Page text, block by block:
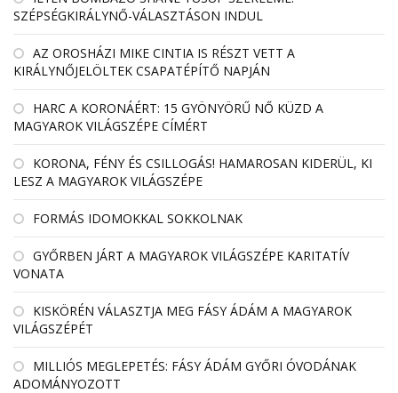
SZÉPSÉGKIRÁLYNŐ-VÁLASZTÁSON INDUL
AZ OROSHÁZI MIKE CINTIA IS RÉSZT VETT A
KIRÁLYNŐJELÖLTEK CSAPATÉPÍTŐ NAPJÁN
HARC A KORONÁÉRT: 15 GYÖNYÖRŰ NŐ KÜZD A
MAGYAROK VILÁGSZÉPE CÍMÉRT
KORONA, FÉNY ÉS CSILLOGÁS! HAMAROSAN KIDERÜL, KI
LESZ A MAGYAROK VILÁGSZÉPE
FORMÁS IDOMOKKAL SOKKOLNAK
GYŐRBEN JÁRT A MAGYAROK VILÁGSZÉPE KARITATÍV
VONATA
KISKÖRÉN VÁLASZTJA MEG FÁSY ÁDÁM A MAGYAROK
VILÁGSZÉPÉT
MILLIÓS MEGLEPETÉS: FÁSY ÁDÁM GYŐRI ÓVODÁNAK
ADOMÁNYOZOTT